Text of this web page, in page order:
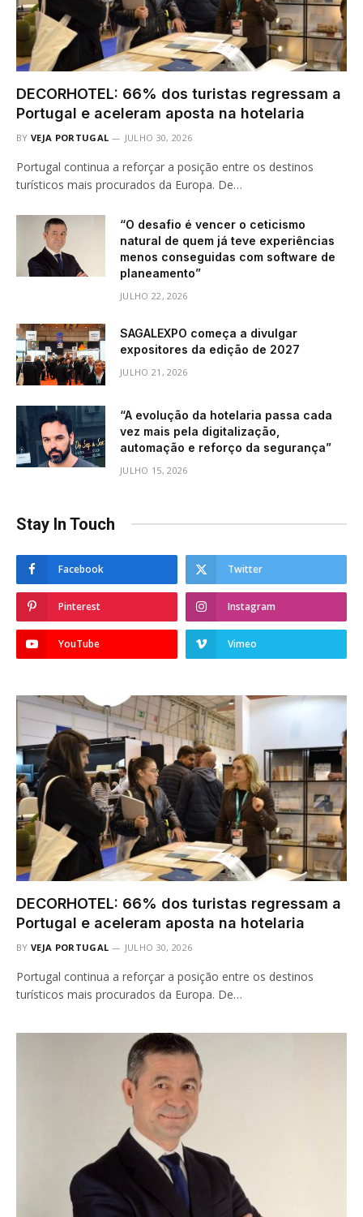
DECORHOTEL: 66% dos turistas regressam a
Portugal e aceleram aposta na hotelaria
BY VEJA PORTUGAL JULHO 30, 2026
Portugal continua a reforçar a posição entre os destinos
turísticos mais procurados da Europa. De…
“O desafio é vencer o ceticismo
natural de quem já teve experiências
menos conseguidas com software de
planeamento”
JULHO 22, 2026
SAGALEXPO começa a divulgar
expositores da edição de 2027
JULHO 21, 2026
“A evolução da hotelaria passa cada
vez mais pela digitalização,
automação e reforço da segurança”
JULHO 15, 2026
Stay In Touch
Facebook Twitter
Pinterest Instagram
YouTube Vimeo
DECORHOTEL: 66% dos turistas regressam a
Portugal e aceleram aposta na hotelaria
BY VEJA PORTUGAL JULHO 30, 2026
Portugal continua a reforçar a posição entre os destinos
turísticos mais procurados da Europa. De…